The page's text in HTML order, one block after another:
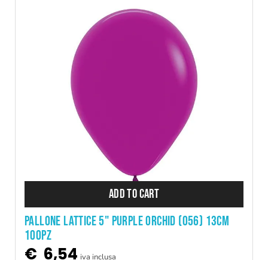
ADD TO CART
PALLONE LATTICE 5" PURPLE ORCHID (056) 13CM
100PZ
€ 6,54 iva inclusa